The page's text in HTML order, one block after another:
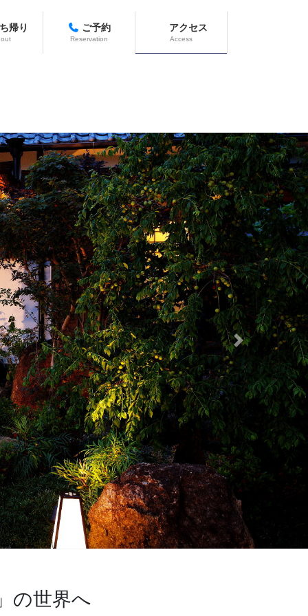
帰り ご予約
Reservation
アクセス
Access
Next
の世界へ